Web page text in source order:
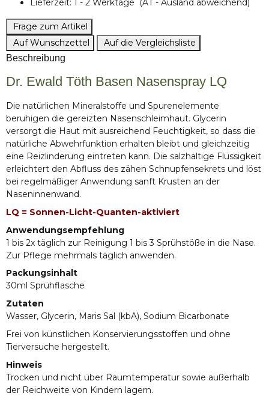
Lieferzeit: 1 - 2 Werktage (AT - Ausland abweichend)
Frage zum Artikel
Auf Wunschzettel
Auf die Vergleichsliste
Beschreibung
Dr. Ewald Töth Basen Nasenspray LQ
Die natürlichen Mineralstoffe und Spurenelemente
beruhigen die gereizten Nasenschleimhaut. Glycerin
versorgt die Haut mit ausreichend Feuchtigkeit, so dass die
natürliche Abwehrfunktion erhalten bleibt und gleichzeitig
eine Reizlinderung eintreten kann. Die salzhaltige Flüssigkeit
erleichtert den Abfluss des zähen Schnupfensekrets und löst
bei regelmäßiger Anwendung sanft Krusten an der
Naseninnenwand.
LQ = Sonnen-Licht-Quanten-aktiviert
Anwendungsempfehlung
1 bis 2x täglich zur Reinigung 1 bis 3 Sprühstöße in die Nase.
Zur Pflege mehrmals täglich anwenden.
Packungsinhalt
30ml Sprühflasche
Zutaten
Wasser, Glycerin, Maris Sal (kbA), Sodium Bicarbonate
Frei von künstlichen Konservierungsstoffen und ohne
Tierversuche hergestellt.
Hinweis
Trocken und nicht über Raumtemperatur sowie außerhalb
der Reichweite von Kindern lagern.